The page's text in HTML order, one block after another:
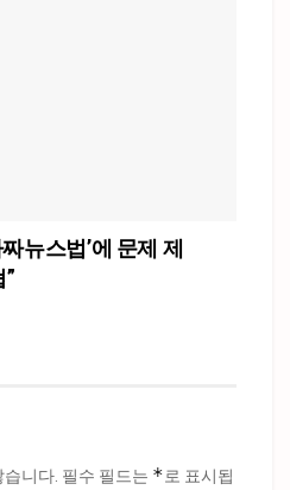
뉴스법’에 문제 제
니다. 필수 필드는 *로 표시됩